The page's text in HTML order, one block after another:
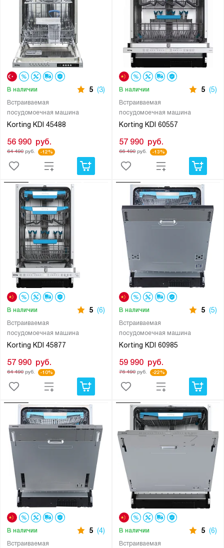
Встраиваемая
посудомоечная машина
Korting KDI 45488
В наличии 5 (3)
56 990 руб.
64 490руб. -12%
Встраиваемая
посудомоечная машина
Korting KDI 60557
В наличии 5 (5)
57 990 руб.
66 490руб. -13%
Встраиваемая
посудомоечная машина
Korting KDI 45877
В наличии 5 (6)
57 990 руб.
64 490руб. -10%
Встраиваемая
посудомоечная машина
Korting KDI 60985
В наличии 5 (5)
59 990 руб.
76 490руб. -22%
Встраиваемая
В наличии 5 (4)
Встраиваемая
В наличии 5 (6)